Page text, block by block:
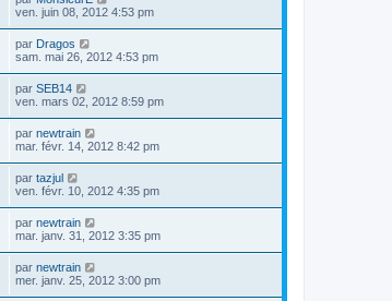
ven. juin 08, 2012 4:53 pm
par Dragos
sam. mai 26, 2012 4:53 pm
par SEB14
ven. mars 02, 2012 8:59 pm
par newtrain
mar. févr. 14, 2012 8:42 pm
par tazjul
ven. févr. 10, 2012 4:35 pm
par newtrain
mar. janv. 31, 2012 3:35 pm
par newtrain
mer. janv. 25, 2012 3:00 pm